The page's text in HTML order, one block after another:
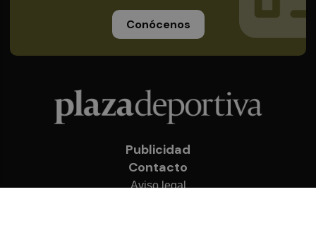
Conócenos
Publicidad
Contacto
Aviso legal